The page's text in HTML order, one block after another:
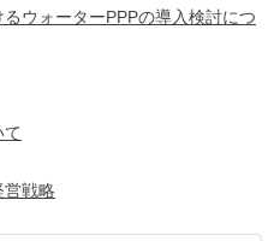
ウォーターPPPの導入検討につ
戦略